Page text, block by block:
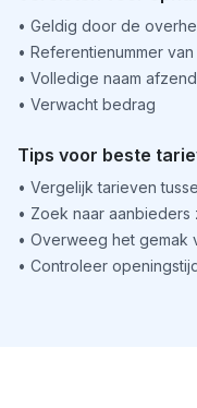
• Geldig door de
• Referentienummer
• Volledige naam
• Verwacht bedrag
Tips voor beste
• Vergelijk tarieven
• Zoek naar
• Overweeg het gemak
• Controleer